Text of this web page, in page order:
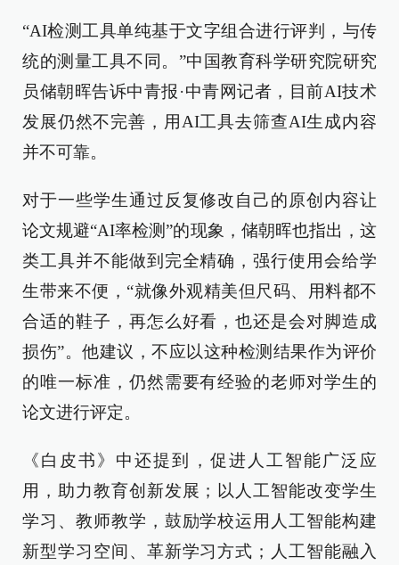
“AI检测工具单纯基于文字组合进行评判，与传
统的测量工具不同。”中国教育科学研究院研究
员储朝晖告诉中青报·中青网记者，目前AI技术
发展仍然不完善，用AI工具去筛查AI生成内容
并不可靠。
对于一些学生通过反复修改自己的原创内容让
论文规避“AI率检测”的现象，储朝晖也指出，这
类工具并不能做到完全精确，强行使用会给学
生带来不便，“就像外观精美但尺码、用料都不
合适的鞋子，再怎么好看，也还是会对脚造成
损伤”。他建议，不应以这种检测结果作为评价
的唯一标准，仍然需要有经验的老师对学生的
论文进行评定。
《白皮书》中还提到，促进人工智能广泛应
用，助力教育创新发展；以人工智能改变学生
学习、教师教学，鼓励学校运用人工智能构建
新型学习空间、革新学习方式；人工智能融入